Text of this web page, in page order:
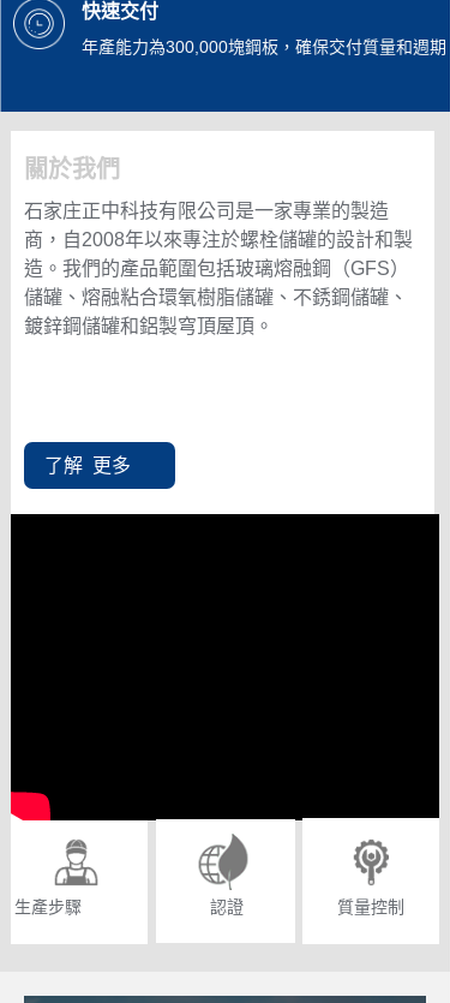
年產能力為300,000塊鋼板，確保交付質量和週期
快速交付
關於我們
石家庄正中科技有限公司是一家專業的製造
商，自2008年以來專注於螺栓儲罐的設計和製
造。我們的產品範圍包括玻璃熔融鋼（GFS）
儲罐、熔融粘合環氧樹脂儲罐、不銹鋼儲罐、
鍍鋅鋼儲罐和鋁製穹頂屋頂。
了解 更多
生產步驟 認證 質量控制